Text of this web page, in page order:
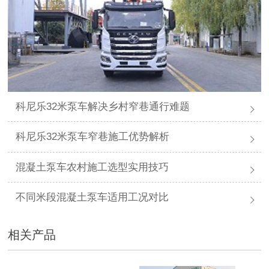
科尼乐32米泵车解决乡村窄巷通行难题
科尼乐32米泵车窄巷施工优势解析
混凝土泵车农村施工选型实用技巧
不同米段混凝土泵车适用工况对比
相关产品